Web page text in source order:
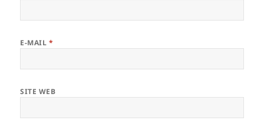
E-MAIL *
SITE WEB